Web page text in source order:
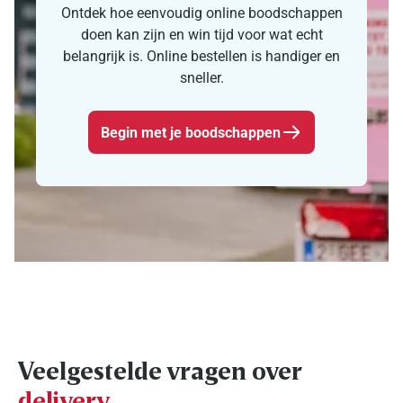
Ontdek hoe eenvoudig online boodschappen
doen kan zijn en win tijd voor wat echt
belangrijk is. Online bestellen is handiger en
sneller.
Begin met je boodschappen
Veelgestelde vragen over